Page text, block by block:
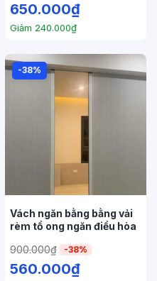
650.000₫
Giảm 240.000₫
-38%
Vách ngăn bằng bằng vải
rèm tổ ong ngăn điều hòa
900.000₫ -38%
560.000₫